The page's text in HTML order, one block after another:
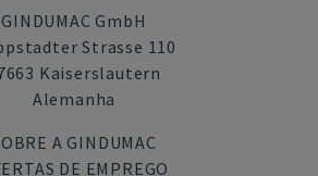
GINDUMAC GmbH
Strasse 110
Kaiserslautern
Alemanha
A GINDUMAC
DE EMPREGO